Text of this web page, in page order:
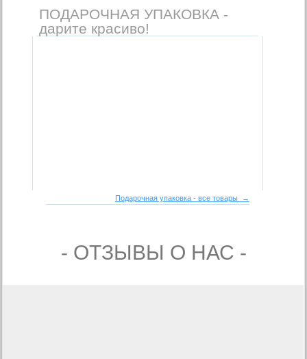
ПОДАРОЧНАЯ УПАКОВКА -
дарите красиво!
Подарочная упаковка - все товары →
- ОТЗЫВЫ О НАС -